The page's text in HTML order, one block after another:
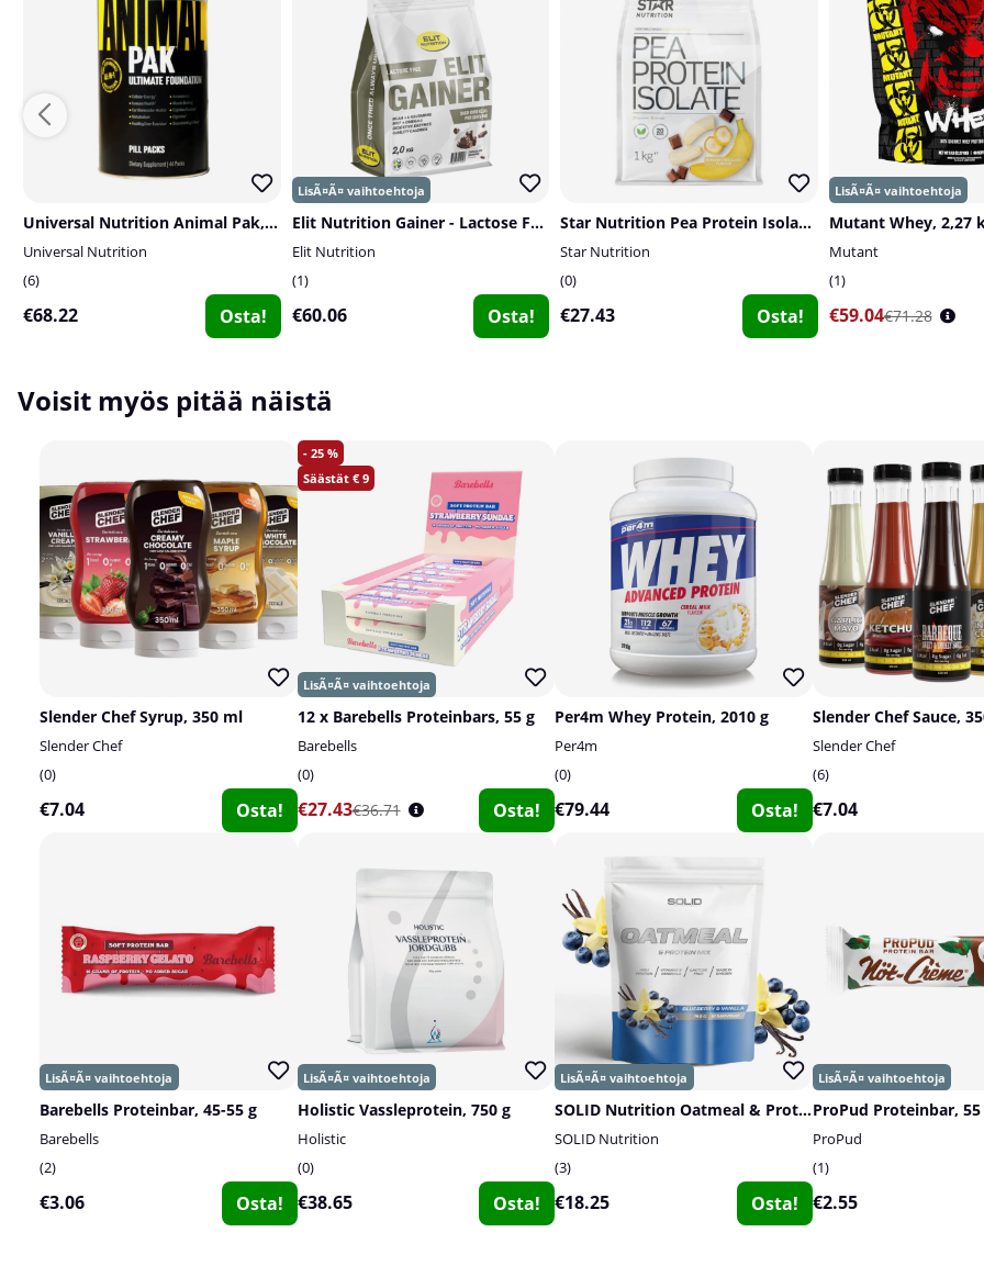
Universal Nutrition Animal Pak, 44-packs
Universal Nutrition
6
€68.22 Osta!
Elit Nutrition Gainer - Lactose Free, 2 kg
Elit Nutrition
1
€60.06 Osta!
Star Nutrition Pea Protein Isolate, 1 kg
Star Nutrition
0
€27.43 Osta!
Mutant Whey, 2,27
Mutant
1
€59.04€71.28
Voisit myös pitää näistä
Slender Chef Syrup, 350 ml
Slender Chef
0
€7.04 Osta!
25
9
12 x Barebells Proteinbars, 55 g
Barebells
0
€27.43€36.71 Osta!
Per4m Whey Protein, 2010 g
Per4m
0
€79.44 Osta!
Slender Chef Sauce,
Slender Chef
6
€7.04
Barebells Proteinbar, 45-55 g
Barebells
2
€3.06 Osta!
Holistic Vassleprotein, 750 g
Holistic
0
€38.65 Osta!
SOLID Nutrition Oatmeal & Protein Mix, 750 g
SOLID Nutrition
3
€18.25 Osta!
ProPud Proteinbar, 55
ProPud
1
€2.55